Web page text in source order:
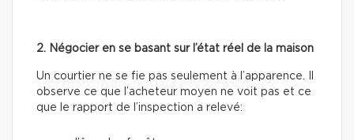
2. Négocier en se basant sur l’état réel de la maison
Un courtier ne se fie pas seulement à l’apparence. Il
observe ce que l’acheteur moyen ne voit pas et ce
que le rapport de l’inspection a relevé: